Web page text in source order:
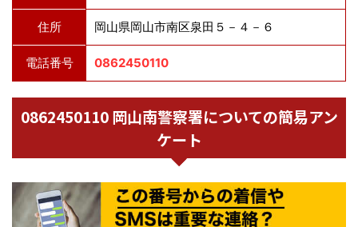
住所 岡山県岡山市南区泉田５－４－６
電話番号 0862450110
0862450110 岡山南警察署についての簡易アン
ケート